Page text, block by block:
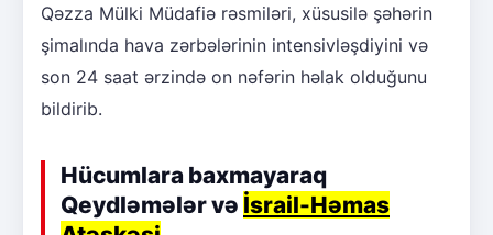
Qəzza Mülki Müdafiə rəsmiləri, xüsusilə şəhərin
şimalında hava zərbələrinin intensivləşdiyini və
son 24 saat ərzində on nəfərin həlak olduğunu
bildirib.
Hücumlara baxmayaraq
Qeydləmələr və İsrail-Həmas